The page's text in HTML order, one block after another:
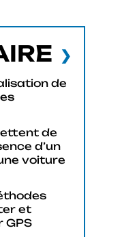
de
de
d’un
voiture
et
GPS